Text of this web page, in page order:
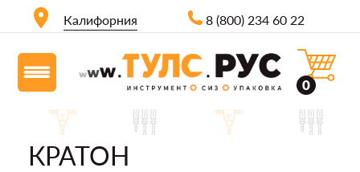
Калифорния 8 (800) 234 60 22
0
КРАТОН